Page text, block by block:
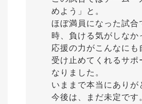
めよう」と。
ほぼ満員になった試
時、負ける気がしなか
応援の力がこんなに
受け止めてくれるサ
なりました。
いままで本当にありが
今後は、まだ未定です